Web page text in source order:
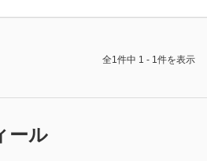
全1件中 1 - 1件を表示
ール